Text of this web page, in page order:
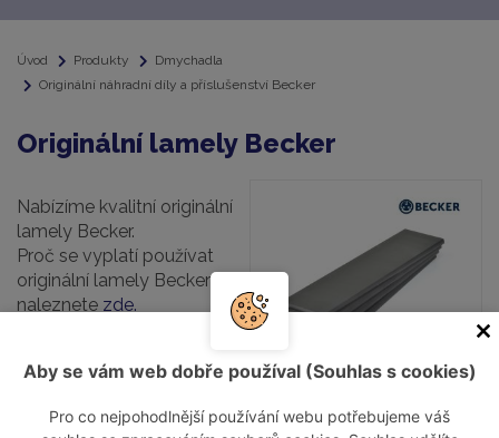
Úvod Produkty
Dmychadla
Originální náhradní díly a příslušenství Becker
Originální lamely Becker
Nabízíme kvalitní originální
lamely Becker.
Proč se vyplatí používat
originální lamely Becker
naleznete zde.
Lamely máme skladem a
jsou připraveny k okamžité
expedici.
Aby se vám web dobře používal (Souhlas s cookies)
Pro co nejpohodlnější používání webu potřebujeme váš